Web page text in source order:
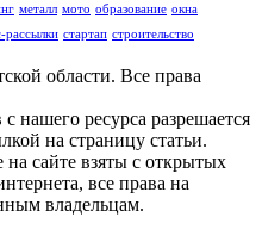
металл мото образование окна
рассылки стартап строительство
области. Все права
нашего ресурса разрешается
на страницу статьи.
сайте взяты с открытых
все права на
владельцам.